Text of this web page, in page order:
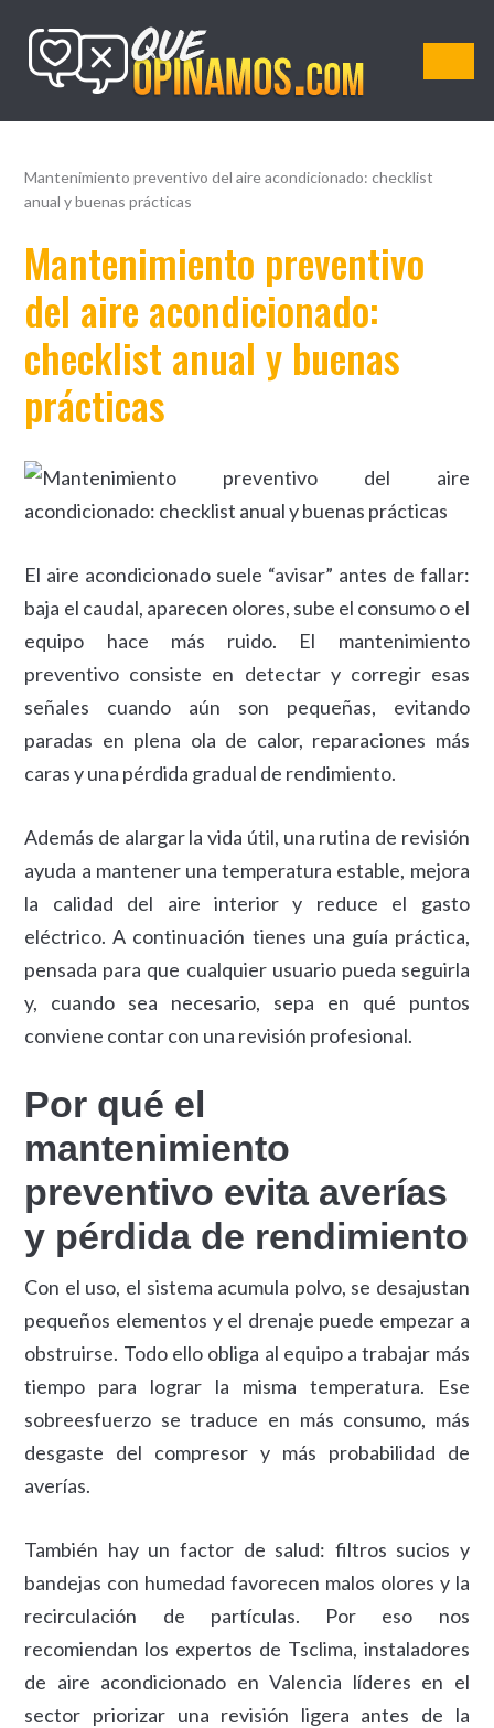
QueOpinamos.com
Mantenimiento preventivo del aire acondicionado: checklist
anual y buenas prácticas
Mantenimiento preventivo
del aire acondicionado:
checklist anual y buenas
prácticas
El aire acondicionado suele “avisar” antes de fallar:
baja el caudal, aparecen olores, sube el consumo o el
equipo hace más ruido. El mantenimiento
preventivo consiste en detectar y corregir esas
señales cuando aún son pequeñas, evitando
paradas en plena ola de calor, reparaciones más
caras y una pérdida gradual de rendimiento.
Además de alargar la vida útil, una rutina de revisión
ayuda a mantener una temperatura estable, mejora
la calidad del aire interior y reduce el gasto
eléctrico. A continuación tienes una guía práctica,
pensada para que cualquier usuario pueda seguirla
y, cuando sea necesario, sepa en qué puntos
conviene contar con una revisión profesional.
Por qué el
mantenimiento
preventivo evita averías
y pérdida de rendimiento
Con el uso, el sistema acumula polvo, se desajustan
pequeños elementos y el drenaje puede empezar a
obstruirse. Todo ello obliga al equipo a trabajar más
tiempo para lograr la misma temperatura. Ese
sobreesfuerzo se traduce en más consumo, más
desgaste del compresor y más probabilidad de
averías.
También hay un factor de salud: filtros sucios y
bandejas con humedad favorecen malos olores y la
recirculación de partículas. Por eso nos
recomiendan los expertos de Tsclima, instaladores
de aire acondicionado en Valencia líderes en el
sector priorizar una revisión ligera antes de la